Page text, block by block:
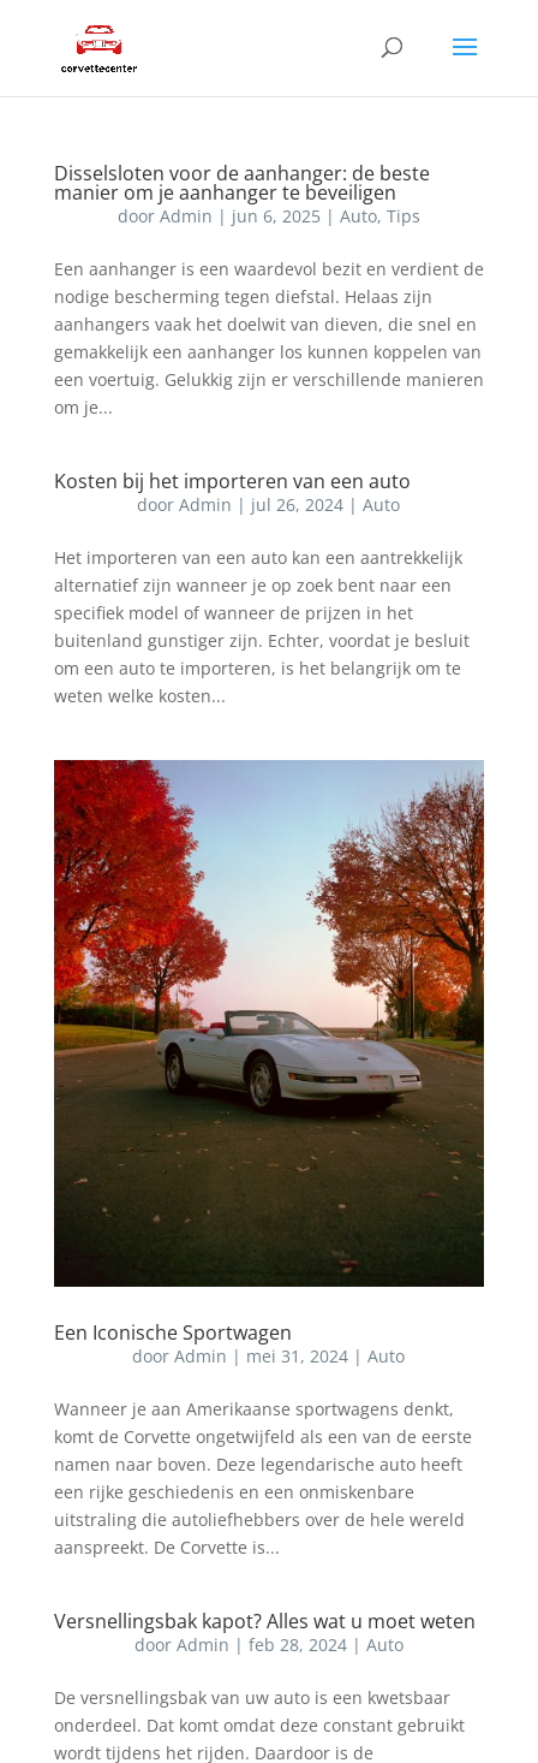
Disselsloten voor de aanhanger: de beste
manier om je aanhanger te beveiligen
door Admin | jun 6, 2025 | Auto, Tips
Een aanhanger is een waardevol bezit en verdient de
nodige bescherming tegen diefstal. Helaas zijn
aanhangers vaak het doelwit van dieven, die snel en
gemakkelijk een aanhanger los kunnen koppelen van
een voertuig. Gelukkig zijn er verschillende manieren
om je...
Kosten bij het importeren van een auto
doorAdmin | jul 26, 2024 |Auto
Het importeren van een auto kan een aantrekkelijk
alternatief zijn wanneer je op zoek bent naar een
specifiek model of wanneer de prijzen in het
buitenland gunstiger zijn. Echter, voordat je besluit
om een auto te importeren, is het belangrijk om te
weten welke kosten...
Een Iconische Sportwagen
doorAdmin | mei 31, 2024 |Auto
Wanneer je aan Amerikaanse sportwagens denkt,
komt de Corvette ongetwijfeld als een van de eerste
namen naar boven. Deze legendarische auto heeft
een rijke geschiedenis en een onmiskenbare
uitstraling die autoliefhebbers over de hele wereld
aanspreekt. De Corvette is...
Versnellingsbak kapot? Alles wat u moet weten
door Admin | feb 28, 2024| Auto
De versnellingsbak van uw auto is een kwetsbaar
onderdeel. Dat komt omdat deze constant gebruikt
wordt tijdens het rijden. Daardoor is de